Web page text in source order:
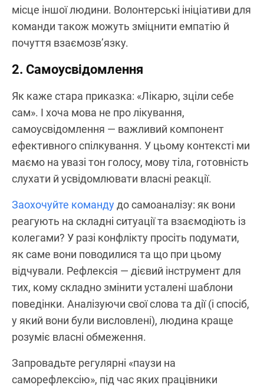
місце іншої людини. Волонтерські ініціативи для
команди також можуть зміцнити емпатію й
почуття взаємозв’язку.
2. Самоусвідомлення
Як каже стара приказка: «Лікарю, зціли себе
сам». І хоча мова не про лікування,
самоусвідомлення — важливий компонент
ефективного спілкування. У цьому контексті ми
маємо на увазі тон голосу, мову тіла, готовність
слухати й усвідомлювати власні реакції.
Заохочуйте командудо самоаналізу: як вони
реагують на складні ситуації та взаємодіють із
колегами? У разі конфлікту просіть подумати,
як саме вони поводилися та що при цьому
відчували. Рефлексія — дієвий інструмент для
тих, кому складно змінити усталені шаблони
поведінки. Аналізуючи свої слова та дії (і спосіб,
у який вони були висловлені), людина краще
розуміє власні обмеження.
Запровадьте регулярні «паузи на
саморефлексію», під час яких працівники